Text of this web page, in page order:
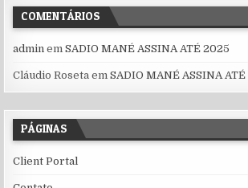
COMENTÁRIOS
admin emSADIO MANÉ ASSINA ATÉ 2025
Cláudio Roseta emSADIO MANÉ ASSINA
PÁGINAS
Client Portal